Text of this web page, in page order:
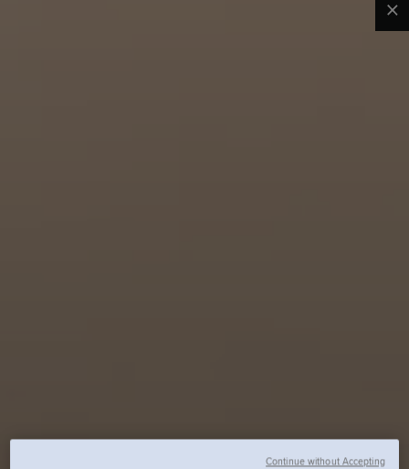
Continue without Accepting